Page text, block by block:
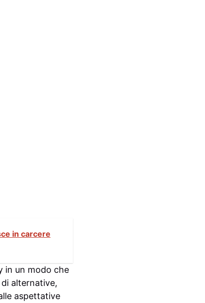
in carcere
in un modo che
alternative,
aspettative